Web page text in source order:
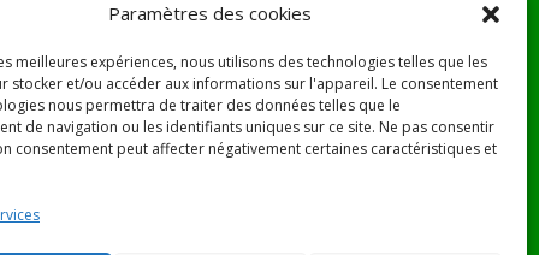
Paramètres des cookies
meilleures expériences, nous utilisons des technologies telles que les
stocker et/ou accéder aux informations sur l'appareil. Le consentement
nous permettra de traiter des données telles que le
de navigation ou les identifiants uniques sur ce site. Ne pas consentir
consentement peut affecter négativement certaines caractéristiques et
20230 Pietra di Verde
Légales